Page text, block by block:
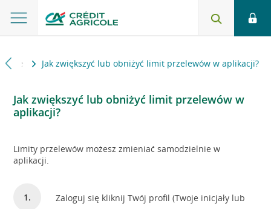
Jak zwiększyć lub obniżyć limit przelewów w aplikacji?
Jak zwiększyć lub obniżyć limit przelewów w
aplikacji?
Limity przelewów możesz zmieniać samodzielnie w
aplikacji.
Zaloguj się kliknij Twój profil (Twoje inicjały lub